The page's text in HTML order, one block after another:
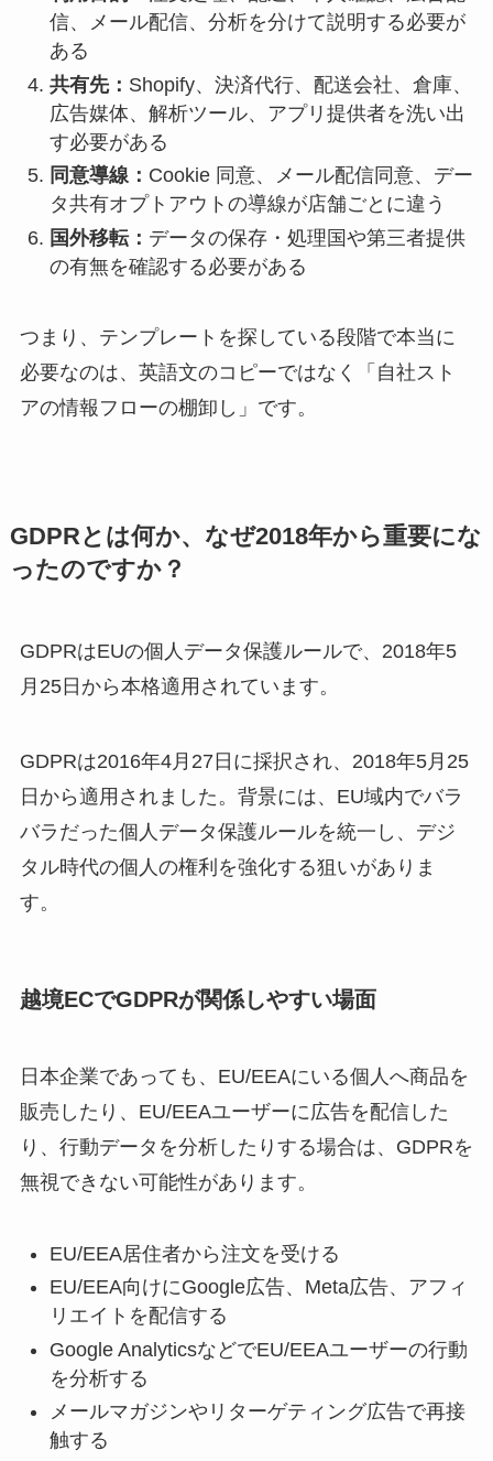
信、メール配信、分析を分けて説明する必要が
ある
共有先： Shopify、決済代行、配送会社、倉庫、
広告媒体、解析ツール、アプリ提供者を洗い出
す必要がある
同意導線： Cookie 同意、メール配信同意、デー
タ共有オプトアウトの導線が店舗ごとに違う
国外移転： データの保存・処理国や第三者提供
の有無を確認する必要がある
つまり、テンプレートを探している段階で本当に
必要なのは、英語文のコピーではなく「自社スト
アの情報フローの棚卸し」です。
GDPRとは何か、なぜ2018年から重要にな
ったのですか？
GDPRはEUの個人データ保護ルールで、2018年5
月25日から本格適用されています。
GDPRは2016年4月27日に採択され、2018年5月25
日から適用されました。背景には、EU域内でバラ
バラだった個人データ保護ルールを統一し、デジ
タル時代の個人の権利を強化する狙いがありま
す。
越境ECでGDPRが関係しやすい場面
日本企業であっても、EU/EEAにいる個人へ商品を
販売したり、EU/EEAユーザーに広告を配信した
り、行動データを分析したりする場合は、GDPRを
無視できない可能性があります。
EU/EEA居住者から注文を受ける
EU/EEA向けにGoogle広告、Meta広告、アフィ
リエイトを配信する
Google AnalyticsなどでEU/EEAユーザーの行動
を分析する
メールマガジンやリターゲティング広告で再接
触する